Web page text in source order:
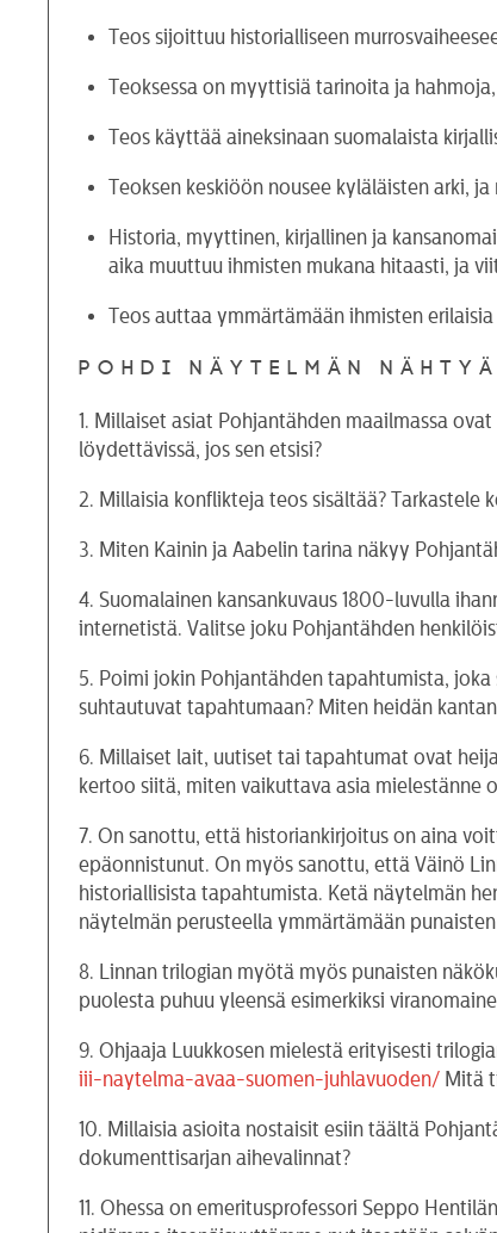
Teos sijoittuu historialliseen
Teoksessa on myyttisiä tarinoita ja
Teos käyttää aineksinaan suomalaista
Teoksen keskiöön nousee kyläläisten arki,
Historia, myyttinen, kirjallinen ja
aika muuttuu ihmisten mukana hitaasti, ja
Teos auttaa ymmärtämään ihmisten
Pohdi näytelmän
1. Millaiset asiat Pohjantähden maailmassa
löydettävissä, jos sen etsisi?
2. Millaisia konflikteja teos sisältää? Tarkastele
3. Miten Kainin ja Aabelin tarina näkyy
4. Suomalainen kansankuvaus 1800-luvulla
internetistä. Valitse joku Pohjantähden
5. Poimi jokin Pohjantähden tapahtumista,
suhtautuvat tapahtumaan? Miten heidän
6. Millaiset lait, uutiset tai tapahtumat ovat
kertoo siitä, miten vaikuttava asia mielestänne
7. On sanottu, että historiankirjoitus on aina
epäonnistunut. On myös sanottu, että Väinö
historiallisista tapahtumista. Ketä näytelmän
näytelmän perusteella ymmärtämään
8. Linnan trilogian myötä myös punaisten
puolesta puhuu yleensä esimerkiksi
9. Ohjaaja Luukkosen mielestä erityisesti
iii-naytelma-avaa-suomen-juhlavuoden/ Mitä
10. Millaisia asioita nostaisit esiin täältä
dokumenttisarjan aihevalinnat?
11. Ohessa on emeritusprofessori Seppo